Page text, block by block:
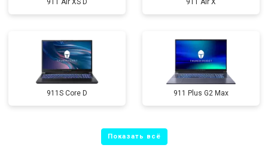
911 Air XS D 911 Air X
911S Core D 911 Plus G2 Max